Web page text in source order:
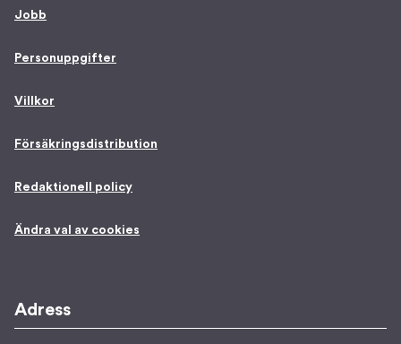
Jobb
Personuppgifter
Villkor
Försäkringsdistribution
Redaktionell policy
Ändra val av cookies
Adress